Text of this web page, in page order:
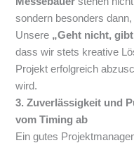
sondern besonders
Unsere „Geht nicht,
dass wir stets kreative
Projekt erfolgreich
wird.
3. Zuverlässigkeit und
vom Timing ab
Ein gutes